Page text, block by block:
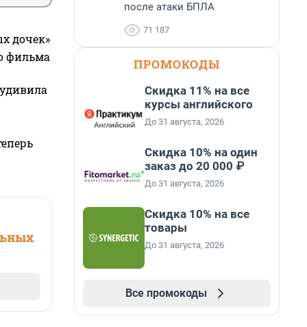
дочек»
фильма
после атаки БПЛА
71 187
ПРОМОКОДЫ
Скидка 11% на все
курсы английского
До 31 августа, 2026
Скидка 10% на один
заказ до 20 000 ₽
До 31 августа, 2026
Скидка 10% на все
товары
До 31 августа, 2026
Все промокоды